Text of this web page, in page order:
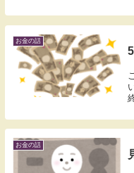
お金の話
お金の話